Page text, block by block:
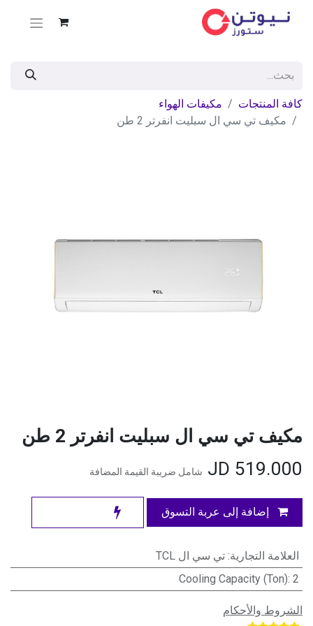
كافة المنتجات
مكيفات الهواء
مكيف تي سي ال سبليت انفرتر 2 طن
مكيف تي سي ال سبليت انفرتر 2 طن
519.000
شامل ضريبة القيمة المضافة
إضافة إلى عربة التسوق
العلامة التجارية: تي سي ال TCL
Cooling Capacity (Ton):2
الشروط والأحكام